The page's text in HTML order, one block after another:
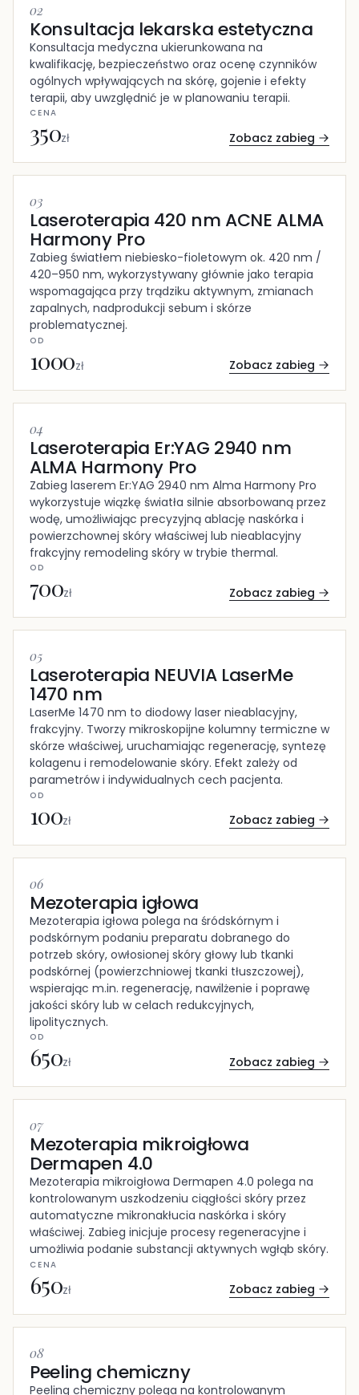
02
Konsultacja lekarska estetyczna
Konsultacja medyczna ukierunkowana na
kwalifikację, bezpieczeństwo oraz ocenę czynników
ogólnych wpływających na skórę, gojenie i efekty
terapii, aby uwzględnić je w planowaniu terapii.
CENA
350zł Zobacz zabieg
03
Laseroterapia 420 nm ACNE ALMA
Harmony Pro
Zabieg światłem niebiesko-fioletowym ok. 420 nm /
420–950 nm, wykorzystywany głównie jako terapia
wspomagająca przy trądziku aktywnym, zmianach
zapalnych, nadprodukcji sebum i skórze
problematycznej.
OD
1000zł Zobacz zabieg
04
Laseroterapia Er:YAG 2940 nm
ALMA Harmony Pro
Zabieg laserem Er:YAG 2940 nm Alma Harmony Pro
wykorzystuje wiązkę światła silnie absorbowaną przez
wodę, umożliwiając precyzyjną ablację naskórka i
powierzchownej skóry właściwej lub nieablacyjny
frakcyjny remodeling skóry w trybie thermal.
OD
700zł Zobacz zabieg
05
Laseroterapia NEUVIA LaserMe
1470 nm
LaserMe 1470 nm to diodowy laser nieablacyjny,
frakcyjny. Tworzy mikroskopijne kolumny termiczne w
skórze właściwej, uruchamiając regenerację, syntezę
kolagenu i remodelowanie skóry. Efekt zależy od
parametrów i indywidualnych cech pacjenta.
OD
100zł Zobacz zabieg
06
Mezoterapia igłowa
Mezoterapia igłowa polega na śródskórnym i
podskórnym podaniu preparatu dobranego do
potrzeb skóry, owłosionej skóry głowy lub tkanki
podskórnej (powierzchniowej tkanki tłuszczowej),
wspierając m.in. regenerację, nawilżenie i poprawę
jakości skóry lub w celach redukcyjnych,
lipolitycznych.
OD
650zł Zobacz zabieg
07
Mezoterapia mikroigłowa
Dermapen 4.0
Mezoterapia mikroigłowa Dermapen 4.0 polega na
kontrolowanym uszkodzeniu ciągłości skóry przez
automatyczne mikronakłucia naskórka i skóry
właściwej. Zabieg inicjuje procesy regeneracyjne i
umożliwia podanie substancji aktywnych wgłąb skóry.
CENA
650zł Zobacz zabieg
08
Peeling chemiczny
Peeling chemiczny polega na kontrolowanym